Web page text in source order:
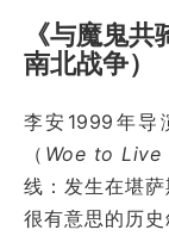
《与魔鬼共
南北战争）
李安1999年导
（ Woe to Live
线：发生在堪
很有意思的历